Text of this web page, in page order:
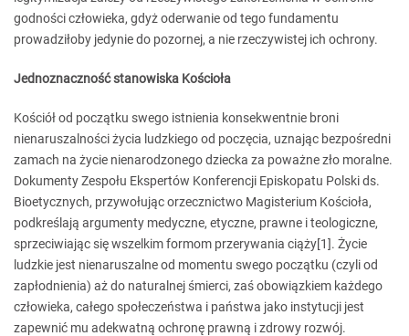
godności człowieka, gdyż oderwanie od tego fundamentu
prowadziłoby jedynie do pozornej, a nie rzeczywistej ich ochrony.
Jednoznaczność stanowiska Kościoła
Kościół od początku swego istnienia konsekwentnie broni
nienaruszalności życia ludzkiego od poczęcia, uznając bezpośredni
zamach na życie nienarodzonego dziecka za poważne zło moralne.
Dokumenty Zespołu Ekspertów Konferencji Episkopatu Polski ds.
Bioetycznych, przywołując orzecznictwo Magisterium Kościoła,
podkreślają argumenty medyczne, etyczne, prawne i teologiczne,
sprzeciwiając się wszelkim formom przerywania ciąży[1]. Życie
ludzkie jest nienaruszalne od momentu swego początku (czyli od
zapłodnienia) aż do naturalnej śmierci, zaś obowiązkiem każdego
człowieka, całego społeczeństwa i państwa jako instytucji jest
zapewnić mu adekwatną ochronę prawną i zdrowy rozwój.